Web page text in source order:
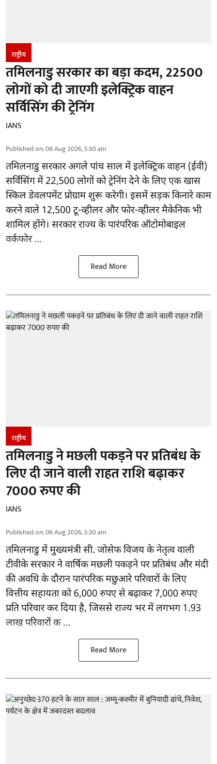
राष्ट्रीय
तमिलनाडु सरकार का बड़ा कदम, 22500
लोगों को दी जाएगी इलेक्ट्रिक वाहन
सर्विसिंग की ट्रेनिंग
IANS
Published on:06 Aug 2026, 5:30 am
तमिलनाडु सरकारअगले पांच साल में इलेक्ट्रिक वाहन (ईवी)
सर्विसिंग में 22,500 लोगों को ट्रेनिंग देने के लिए एक खास
स्किल डेवलपमेंट प्रोग्राम शुरू करेगी। इसमें सड़क किनारे काम
करने वाले 12,500 टू-व्हीलर और फोर-व्हीलर मैकेनिक भी
शामिल होंगे। सरकार राज्य के पारंपरिक ऑटोमोबाइल
वर्कफोर ...
Read More
राष्ट्रीय
तमिलनाडु ने मछली पकड़ने पर प्रतिबंध के
लिए दी जाने वाली राहत राशि बढ़ाकर
7000 रुपए की
IANS
Published on:06 Aug 2026, 3:30 am
तमिलनाडुमें मुख्यमंत्री सी. जोसेफ विजय के नेतृत्व वाली
टीवीके सरकार ने वार्षिक मछली पकड़ने पर प्रतिबंध और मंदी
की अवधि के दौरान पारंपरिक मछुआरे परिवारों के लिए
वित्तीय सहायता को 6,000 रुपए से बढ़ाकर 7,000 रुपए
प्रति परिवार कर दिया है, जिससे राज्य भर में लगभग 1.93
लाख परिवारों क ...
Read More